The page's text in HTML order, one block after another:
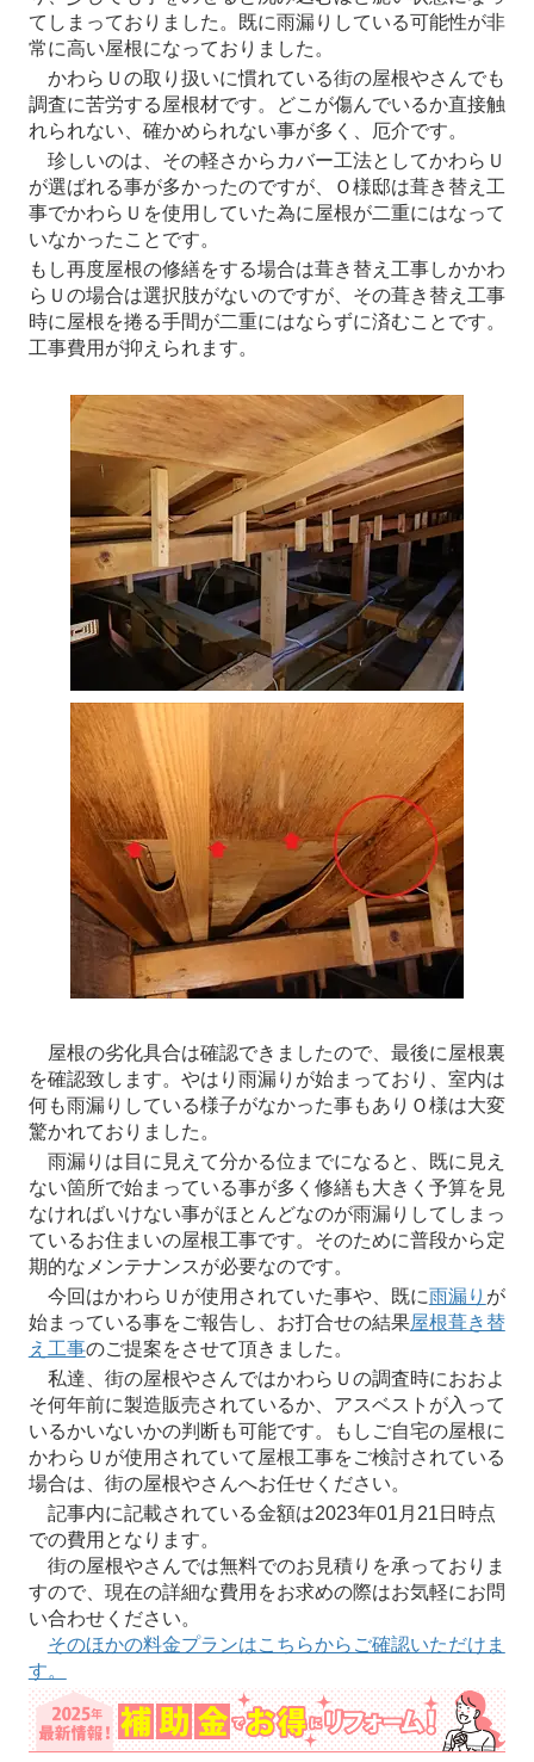
てしまっておりました。既に雨漏りしている可能性が非
常に高い屋根になっておりました。
かわらＵの取り扱いに慣れている街の屋根やさんでも
調査に苦労する屋根材です。どこが傷んでいるか直接触
れられない、確かめられない事が多く、厄介です。
珍しいのは、その軽さからカバー工法としてかわらＵ
が選ばれる事が多かったのですが、Ｏ様邸は葺き替え工
事でかわらＵを使用していた為に屋根が二重にはなって
いなかったことです。
もし再度屋根の修繕をする場合は葺き替え工事しかかわ
らＵの場合は選択肢がないのですが、その葺き替え工事
時に屋根を捲る手間が二重にはならずに済むことです。
工事費用が抑えられます。
屋根の劣化具合は確認できましたので、最後に屋根裏
を確認致します。やはり雨漏りが始まっており、室内は
何も雨漏りしている様子がなかった事もありＯ様は大変
驚かれておりました。
雨漏りは目に見えて分かる位までになると、既に見え
ない箇所で始まっている事が多く修繕も大きく予算を見
なければいけない事がほとんどなのが雨漏りしてしまっ
ているお住まいの屋根工事です。そのために普段から定
期的なメンテナンスが必要なのです。
今回はかわらＵが使用されていた事や、既に雨漏り が
始まっている事をご報告し、お打合せの結果屋根葺き替
え工事のご提案をさせて頂きました。
私達、街の屋根やさんではかわらＵの調査時におおよ
そ何年前に製造販売されているか、アスベストが入って
いるかいないかの判断も可能です。もしご自宅の屋根に
かわらＵが使用されていて屋根工事をご検討されている
場合は、街の屋根やさんへお任せください。
記事内に記載されている金額は2023年01月21日時点
での費用となります。
街の屋根やさんでは無料でのお見積りを承っておりま
すので、現在の詳細な費用をお求めの際はお気軽にお問
い合わせください。
そのほかの料金プランはこちらからご確認いただけま
す。